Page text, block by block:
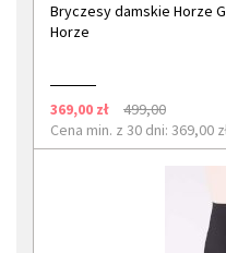
Bryczesy damskie Horze
Horze
369,00 zł
499,00
Cena min. z 30 dni: 369,00